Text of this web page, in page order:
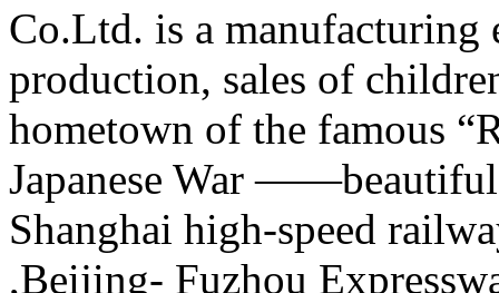
Co.Ltd. is a manufacturing
production, sales of
hometown of the famous
Japanese War
Shanghai high-speed
,Beijing- Fuzhou